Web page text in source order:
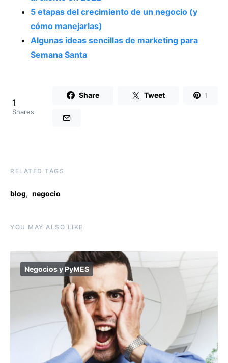
5 etapas del crecimiento de un negocio (y
cómo manejarlas)
Algunas ideas sencillas de marketing para
Semana Santa
1
Shares
Share Tweet 1
RELATED TAGS
blog, negocio
YOU MAY ALSO LIKE
Negocios y PyMES